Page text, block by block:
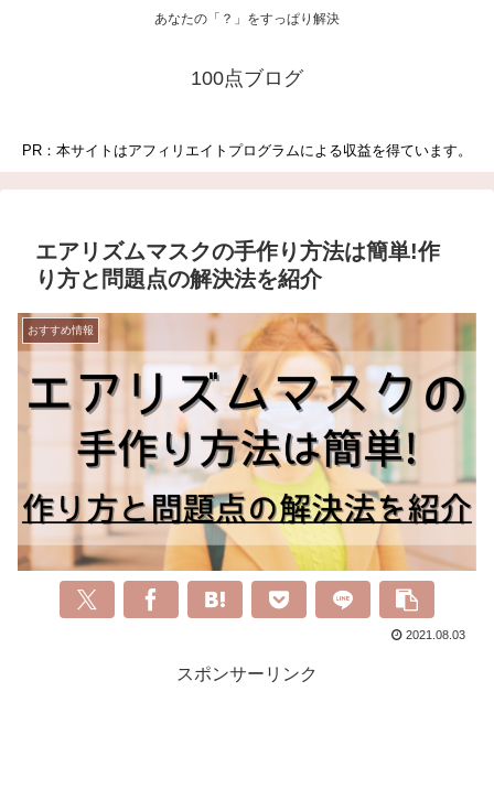
あなたの「？」をすっぱり解決
100点ブログ
PR：本サイトはアフィリエイトプログラムによる収益を得ています。
エアリズムマスクの手作り方法は簡単!作
り方と問題点の解決法を紹介
おすすめ情報
2021.08.03
スポンサーリンク